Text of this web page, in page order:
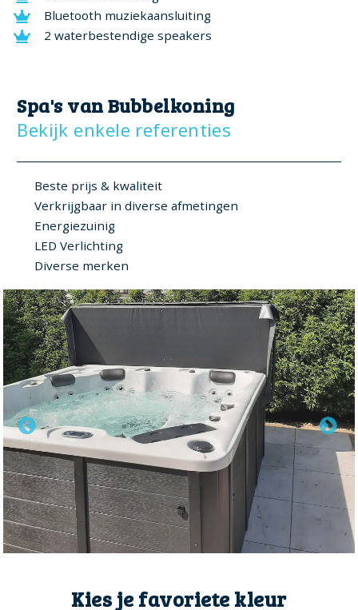
Bluetooth muziekaansluiting
2 waterbestendige speakers
Spa's van Bubbelkoning
Bekijk enkele referenties
Beste prijs & kwaliteit
Verkrijgbaar in diverse afmetingen
Energiezuinig
LED Verlichting
Diverse merken
Kies je favoriete kleur